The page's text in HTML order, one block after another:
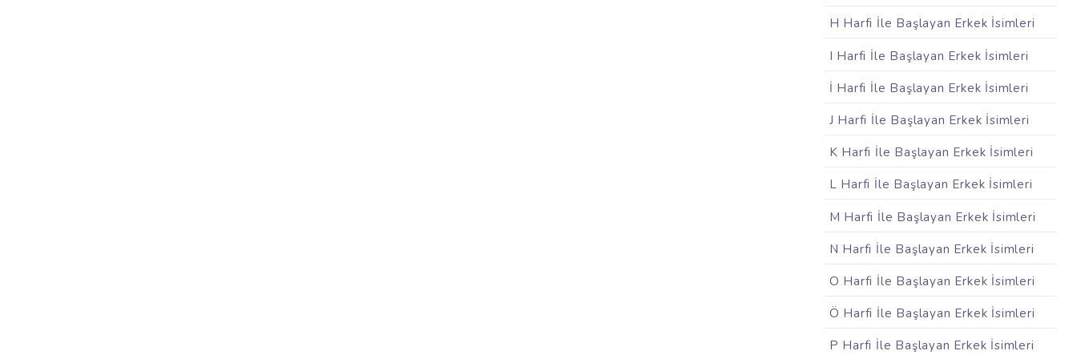
H Harfi İle Başlayan Erkek İsimleri
I Harfi İle Başlayan Erkek İsimleri
İ Harfi İle Başlayan Erkek İsimleri
J Harfi İle Başlayan Erkek İsimleri
K Harfi İle Başlayan Erkek İsimleri
L Harfi İle Başlayan Erkek İsimleri
M Harfi İle Başlayan Erkek İsimleri
N Harfi İle Başlayan Erkek İsimleri
O Harfi İle Başlayan Erkek İsimleri
Ö Harfi İle Başlayan Erkek İsimleri
P Harfi İle Başlayan Erkek İsimleri